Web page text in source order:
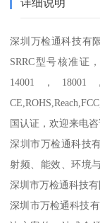
详细说明
深圳万检通科技有
SRRC型号核准证
14001，18001
国认证，欢迎来电咨
深圳市万检通科技
射频、能效、环境
深圳市万检通科技
深圳市万检通科技